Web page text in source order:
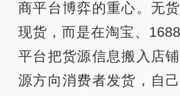
商平台博弈的重心。无
现货，而是在淘宝、
平台把货源信息搬入店
源方向消费者发货，自